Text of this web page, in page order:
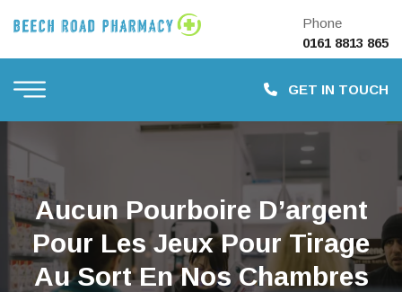
Phone
0161 8813 865
GET IN TOUCH
Aucun Pourboire D’argent
Pour Les Jeux Pour Tirage
Au Sort En Nos Chambres